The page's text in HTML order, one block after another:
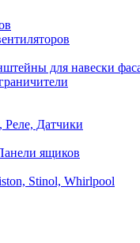
для навески
Реле, Датчики
ящиков
Stinol, Whirlpool